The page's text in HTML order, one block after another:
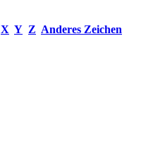
X Y Z Anderes Zeichen